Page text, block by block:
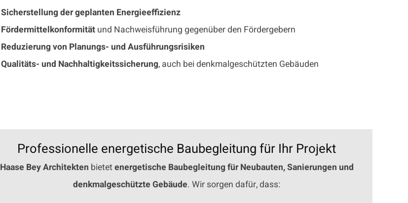
Sicherstellung der geplanten Energieeffizienz
Fördermittelkonformitätund Nachweisführung gegenüber den Fördergebern
Reduzierung von Planungs- und Ausführungsrisiken
Qualitäts- und Nachhaltigkeitssicherung, auch bei denkmalgeschützten Gebäuden
Professionelle energetische Baubegleitung für Ihr Projekt
Haase Bey Architekten bietetenergetische Baubegleitung für Neubauten, Sanierungen und
denkmalgeschützte Gebäude. Wir sorgen dafür, dass: